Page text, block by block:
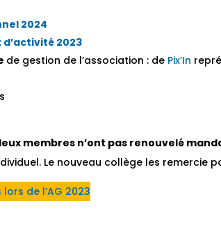
2024
2023
de gestion de l’association : de Pix’In
membres n’ont pas renouvelé
Le nouveau collège les remercie
de l’AG 2023